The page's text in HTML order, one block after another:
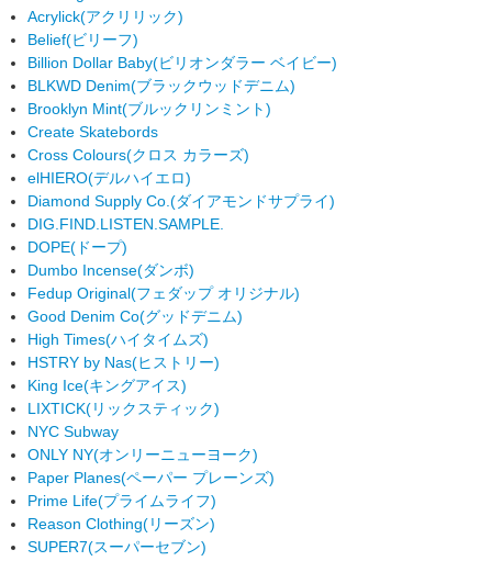
Acrylick(アクリリック)
Belief(ビリーフ)
Billion Dollar Baby(ビリオンダラー ベイビー)
BLKWD Denim(ブラックウッドデニム)
Brooklyn Mint(ブルックリンミント)
Create Skatebords
Cross Colours(クロス カラーズ)
elHIERO(デルハイエロ)
Diamond Supply Co. (ダイアモンドサプライ)
DIG.FIND.LISTEN.SAMPLE.
DOPE(ドープ)
Dumbo Incense(ダンボ)
Fedup Original(フェダップ オリジナル)
Good Denim Co(グッドデニム)
High Times(ハイタイムズ)
HSTRY by Nas(ヒストリー)
King Ice(キングアイス)
LIXTICK(リックスティック)
NYC Subway
ONLY NY(オンリーニューヨーク)
Paper Planes(ペーパー プレーンズ)
Prime Life(プライムライフ)
Reason Clothing(リーズン)
SUPER7(スーパーセブン)